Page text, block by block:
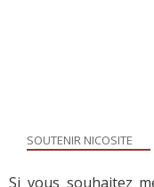
SOUTENIR NICOSITE
Si vous souhaitez